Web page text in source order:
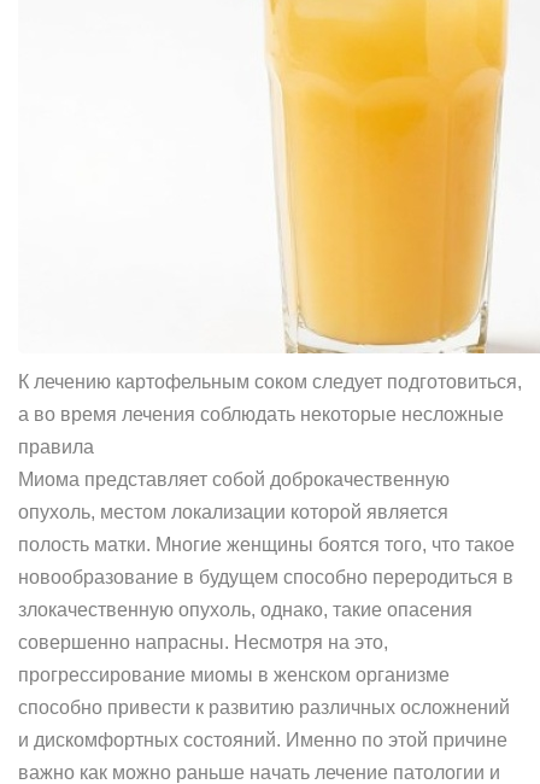
К лечению картофельным соком следует подготовиться,
а во время лечения соблюдать некоторые несложные
правила
Миома представляет собой доброкачественную
опухоль, местом локализации которой является
полость матки. Многие женщины боятся того, что такое
новообразование в будущем способно переродиться в
злокачественную опухоль, однако, такие опасения
совершенно напрасны. Несмотря на это,
прогрессирование миомы в женском организме
способно привести к развитию различных осложнений
и дискомфортных состояний. Именно по этой причине
важно как можно раньше начать лечение патологии и